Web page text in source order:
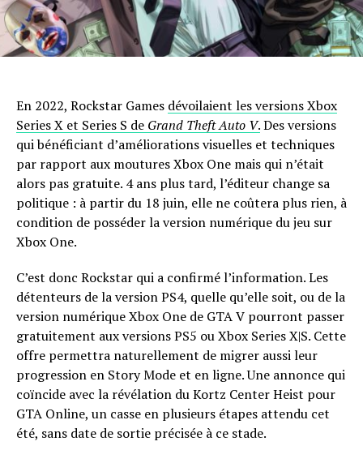
En 2022, Rockstar Games dévoilaient les versions Xbox
Series X et Series S de Grand Theft Auto V.Des versions
qui bénéficiant d’améliorations visuelles et techniques
par rapport aux moutures Xbox One mais qui n’était
alors pas gratuite. 4 ans plus tard, l’éditeur change sa
politique : à partir du 18 juin, elle ne coûtera plus rien, à
condition de posséder la version numérique du jeu sur
Xbox One.
C’est donc Rockstar qui a confirmé l’information. Les
détenteurs de la version PS4, quelle qu’elle soit, ou de la
version numérique Xbox One de GTA V pourront passer
gratuitement aux versions PS5 ou Xbox Series X|S. Cette
offre permettra naturellement de migrer aussi leur
progression en Story Mode et en ligne. Une annonce qui
coïncide avec la révélation du Kortz Center Heist pour
GTA Online, un casse en plusieurs étapes attendu cet
été, sans date de sortie précisée à ce stade.